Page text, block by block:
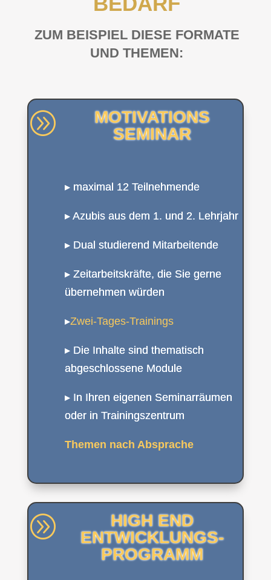
ZUM BEISPIEL DIESE FORMATE
UND THEMEN:
A
MOTIVATIONS
SEMINAR
▸ maximal 12 Teilnehmende
▸ Azubis aus dem 1. und 2. Lehrjahr
▸ Dual studierend Mitarbeitende
▸ Zeitarbeitskräfte, die Sie gerne
übernehmen würden
▸Zwei-Tages-Trainings
▸ Die Inhalte sind thematisch
abgeschlossene Module
▸ In Ihren eigenen Seminarräumen
oder in Trainingszentrum
Themen nach Absprache
A
HIGH END
ENTWICKLUNGS-
PROGRAMM